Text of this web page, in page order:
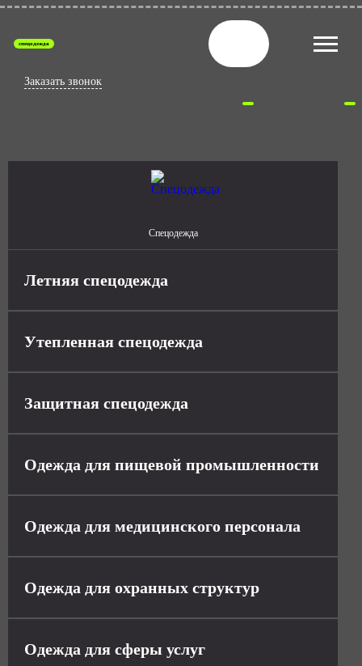
спецодежда
Заказать звонок
Спецодежда
Летняя спецодежда
Утепленная спецодежда
Защитная спецодежда
Одежда для пищевой промышленности
Одежда для медицинского персонала
Одежда для охранных структур
Одежда для сферы услуг